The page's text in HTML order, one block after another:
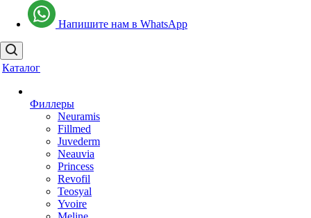
Напишите нам в WhatsApp
Каталог
Филлеры
Neuramis
Fillmed
Juvederm
Neauvia
Princess
Revofil
Teosyal
Yvoire